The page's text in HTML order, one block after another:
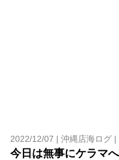
2022/12/07 | 沖縄店海ログ|
今日は無事にケラマへ